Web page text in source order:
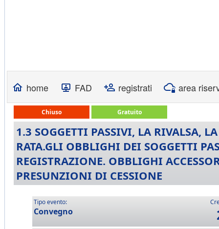
home FAD registrati area
Chiuso Gratuito
1.3 SOGGETTI PASSIVI, LA RIVALSA,
RATA.GLI OBBLIGHI DEI SOGGETTI
REGISTRAZIONE. OBBLIGHI
PRESUNZIONI DI CESSIONE
Tipo evento:
Convegno